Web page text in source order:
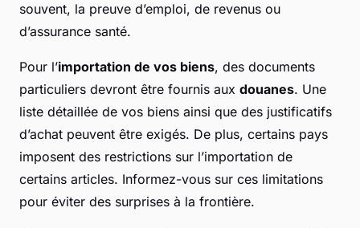
souvent, la preuve d’emploi, de revenus ou
d’assurance santé.
Pour l’importation de vos biens, des documents
particuliers devront être fournis aux douanes. Une
liste détaillée de vos biens ainsi que des justificatifs
d’achat peuvent être exigés. De plus, certains pays
imposent des restrictions sur l’importation de
certains articles. Informez-vous sur ces limitations
pour éviter des surprises à la frontière.